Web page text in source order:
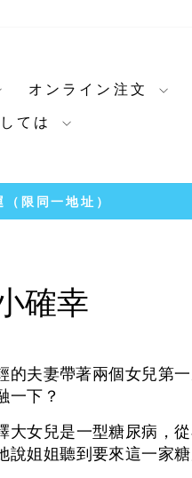
オンライン注文
ては
1500免運
確幸
夫妻帶著兩個女兒第
一下？
女兒是一型糖尿病，
姐姐聽到要來這一家